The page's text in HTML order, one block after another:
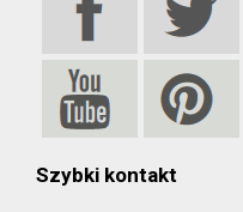
Szybki kontakt